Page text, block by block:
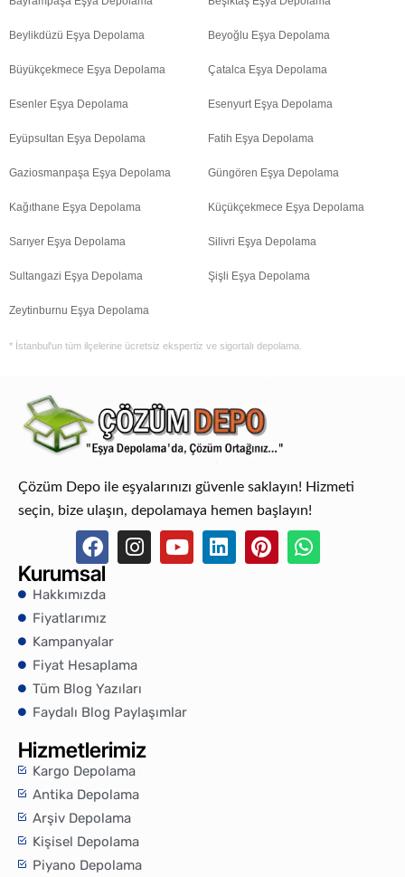
Beylikdüzü Eşya Depolama Beyoğlu Eşya Depolama
Büyükçekmece Eşya Depolama Çatalca Eşya Depolama
Esenler Eşya Depolama Esenyurt Eşya Depolama
Eyüpsultan Eşya Depolama Fatih Eşya Depolama
Gaziosmanpaşa Eşya Depolama Güngören Eşya Depolama
Kağıthane Eşya Depolama Küçükçekmece Eşya Depolama
Sarıyer Eşya Depolama Silivri Eşya Depolama
Sultangazi Eşya Depolama Şişli Eşya Depolama
Zeytinburnu Eşya Depolama
* İstanbul'un tüm ilçelerine ücretsiz ekspertiz ve sigortalı depolama.
Çözüm Depo ile eşyalarınızı güvenle saklayın! Hizmeti
seçin, bize ulaşın, depolamaya hemen başlayın!
Kurumsal
Hakkımızda
Fiyatlarımız
Kampanyalar
Fiyat Hesaplama
Tüm Blog Yazıları
Faydalı Blog Paylaşımlar
Hizmetlerimiz
Kargo Depolama
Antika Depolama
Arşiv Depolama
Kişisel Depolama
Piyano Depolama